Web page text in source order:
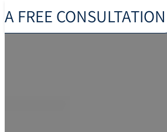
A FREE CONSULTATION